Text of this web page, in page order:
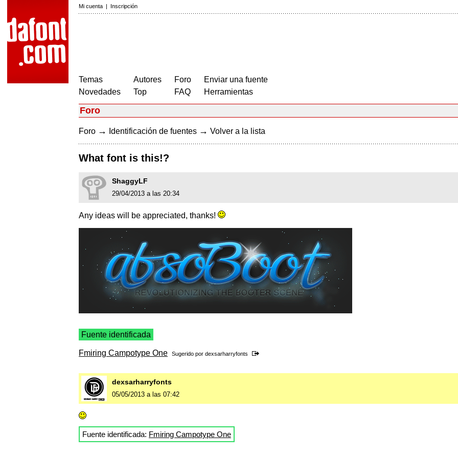
Mi cuenta | Inscripción
Temas
Novedades
Autores
Top
Foro
FAQ
Enviar una fuente
Herramientas
Foro
Foro → Identificación de fuentes → Volver a la lista
What font is this!?
ShaggyLF
29/04/2013 a las 20:34
Any ideas will be appreciated, thanks!
Fuente identificada
Fmiring Campotype One Sugerido por dexsarharryfonts
dexsarharryfonts
05/05/2013 a las 07:42
Fuente identificada: Fmiring Campotype One